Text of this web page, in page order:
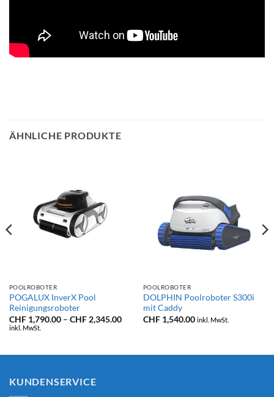
ÄHNLICHE PRODUKTE
POOLROBOTER
POGALUX InverX Pool
Reinigungsroboter
CHF1,790.00 – CHF2,345.00Preisspanne:
CHF 1,790.00
inkl. MwSt.
POOLROBOTER
DOLPHIN Poolroboter S300i
mit Caddy
CHF1,540.00 inkl. MwSt.
KUNDENSERVICE